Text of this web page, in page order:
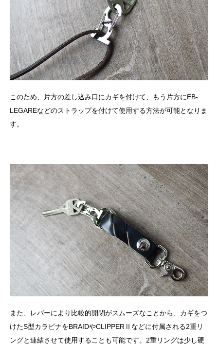
このため、片方の差し込み口にカギを付けて、もう片方にEB-
LEGAREなどのストラップを付けて使用する方法が可能となりま
す。
また、レバーにより比較的開閉がスムーズなことから、カギをつ
けたS型カラビナをBRAIDやCLIPPERⅡなどに付属される2重リ
ングと連結させて使用することも可能です。2重リングは少し硬